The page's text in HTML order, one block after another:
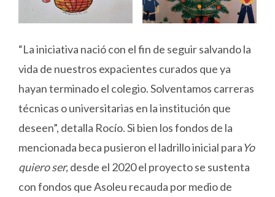
“La iniciativa nació con el fin de seguir salvando la
vida de nuestros expacientes curados que ya
hayan terminado el colegio. Solventamos carreras
técnicas o universitarias en la institución que
deseen”, detalla Rocío. Si bien los fondos de la
mencionada beca pusieron el ladrillo inicial paraYo
quiero ser,desde el 2020 el proyecto se sustenta
con fondos que Asoleu recauda por medio de